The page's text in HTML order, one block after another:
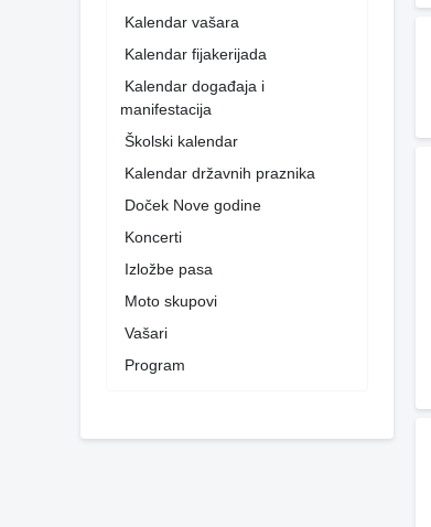
Kalendar vašara
Kalendar fijakerijada
Kalendar događaja i
manifestacija
Školski kalendar
Kalendar državnih praznika
Doček Nove godine
Koncerti
Izložbe pasa
Moto skupovi
Vašari
Program